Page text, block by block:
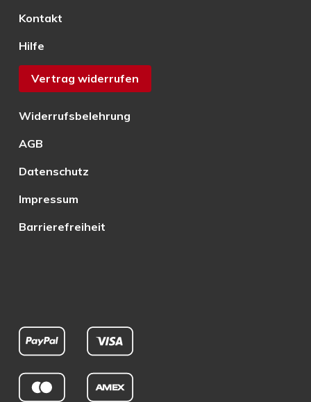
Kontakt
Hilfe
Vertrag widerrufen
Widerrufsbelehrung
AGB
Datenschutz
Impressum
Barrierefreiheit